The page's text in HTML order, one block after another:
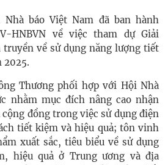
Nhà báo Việt Nam đã ban hành
HNBVN về việc tham dự Giải
về sử dụng năng lượng tiết
2025.
Thương phối hợp với Hội Nhà
nhằm mục đích nâng cao nhận
đồng trong việc sử dụng điện
tiết kiệm và hiệu quả; tôn vinh
xuất sắc, tiêu biểu về sử dụng
hiệu quả ở Trung ương và địa